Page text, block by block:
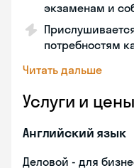
экзаменам и
потребностям
Читать дальше
Услуги и цены
Английский язык
Деловой - для